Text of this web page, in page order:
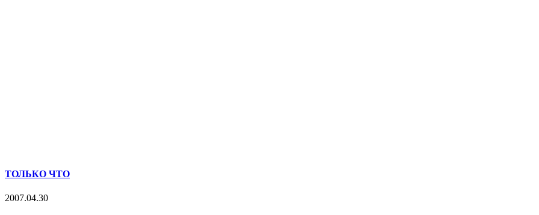
ТОЛЬКО ЧТО
2007.04.30